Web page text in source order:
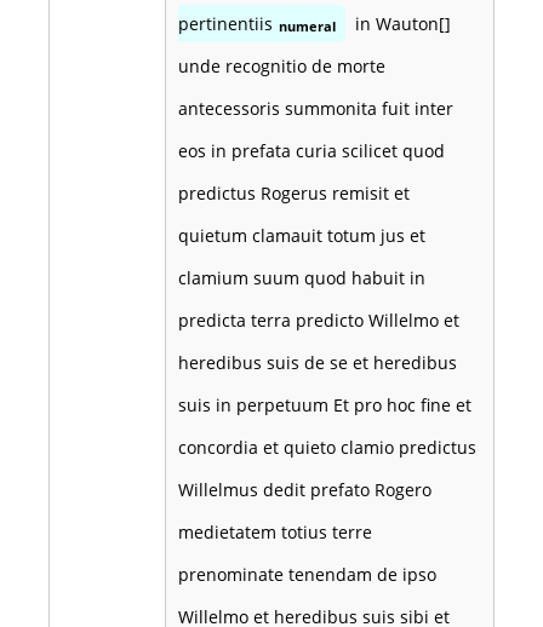
pertinentiis numeral
in Wauton[]
unde recognitio de morte
antecessoris summonita fuit inter
eos in prefata curia scilicet quod
predictus Rogerus remisit et
quietum clamauit totum jus et
clamium suum quod habuit in
predicta terra predicto Willelmo et
heredibus suis de se et heredibus
suis in perpetuum Et pro hoc fine et
concordia et quieto clamio predictus
Willelmus dedit prefato Rogero
medietatem totius terre
prenominate tenendam de ipso
Willelmo et heredibus suis sibi et